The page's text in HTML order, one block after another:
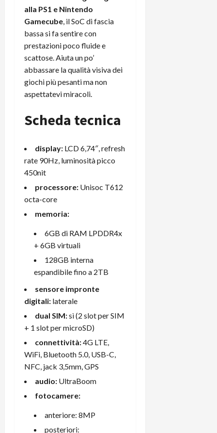
alla PS1 e Nintendo
Gamecube , il SoC di fascia
bassa si fa sentire con
prestazioni poco fluide e
scattose. Aiuta un po’
abbassare la qualità visiva dei
giochi più pesanti ma non
aspettatevi miracoli.
Scheda tecnica
display: LCD 6,74″, refresh
rate 90Hz, luminosità picco
450nit
processore: Unisoc T612
octa-core
memoria:
6GB di RAM LPDDR4x
+ 6GB virtuali
128GB interna
espandibile fino a 2TB
sensore impronte
digitali: laterale
dual SIM:sì (2 slot per SIM
+ 1 slot per microSD)
connettività:4G LTE,
WiFi, Bluetooth 5.0, USB-C,
NFC, jack 3,5mm, GPS
audio: UltraBoom
fotocamere:
anteriore: 8MP
posteriori: